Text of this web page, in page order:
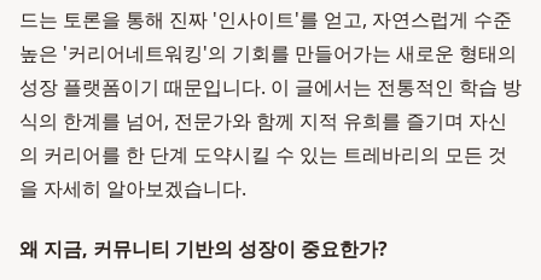
드는 토론을 통해 진짜 '인사이트'를 얻고, 자연스럽게 수준
높은 '커리어네트워킹'의 기회를 만들어가는 새로운 형태의
성장 플랫폼이기 때문입니다. 이 글에서는 전통적인 학습 방
식의 한계를 넘어, 전문가와 함께 지적 유희를 즐기며 자신
의 커리어를 한 단계 도약시킬 수 있는 트레바리의 모든 것
을 자세히 알아보겠습니다.
왜 지금, 커뮤니티 기반의 성장이 중요한가?